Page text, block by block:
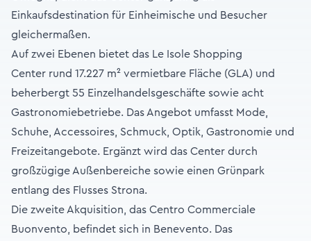
Einkaufsdestination für Einheimische und Besucher
gleichermaßen.
Auf zwei Ebenen bietet das Le Isole Shopping
Center rund 17.227 m² vermietbare Fläche (GLA) und
beherbergt 55 Einzelhandelsgeschäfte sowie acht
Gastronomiebetriebe. Das Angebot umfasst Mode,
Schuhe, Accessoires, Schmuck, Optik, Gastronomie und
Freizeitangebote. Ergänzt wird das Center durch
großzügige Außenbereiche sowie einen Grünpark
entlang des Flusses Strona.
Die zweite Akquisition, das Centro Commerciale
Buonvento, befindet sich in Benevento. Das